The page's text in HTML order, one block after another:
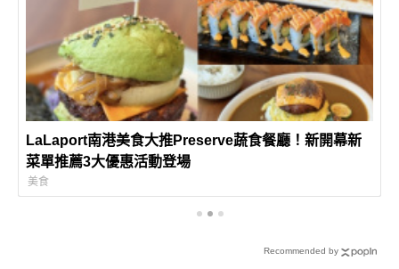
LaLaport南港美食大推Preserve蔬食餐廳！新開幕新
菜單推薦3大優惠活動登場
美食
Recommended by